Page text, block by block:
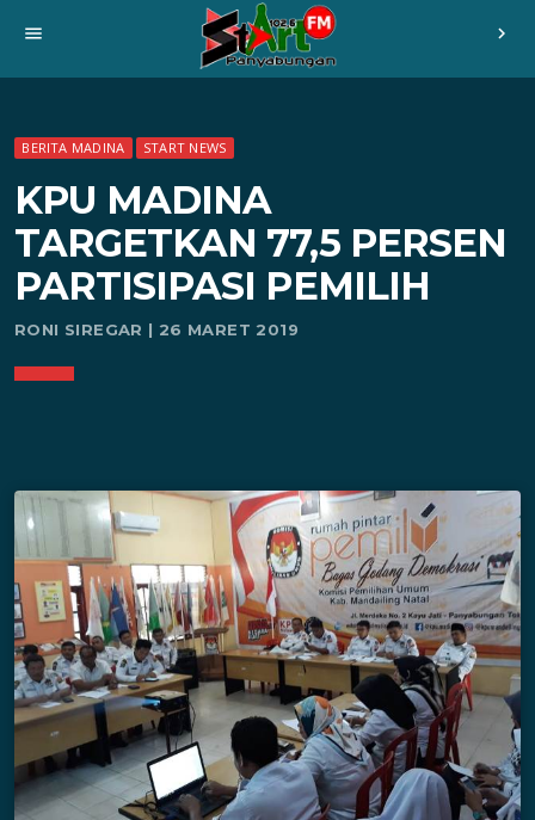
menu chevron_right
BERITA MADINA START NEWS
KPU MADINA
TARGETKAN 77,5 PERSEN
PARTISIPASI PEMILIH
RONI SIREGAR | 26 MARET 2019